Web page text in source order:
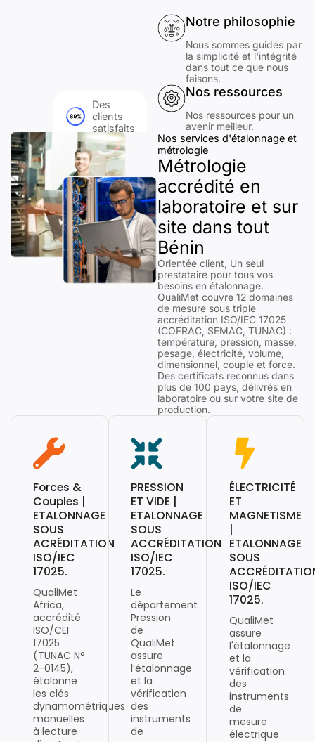
Des
clients
satisfaits
Notre philosophie
Nous sommes guidés par
la simplicité et l'intégrité
dans tout ce que nous
faisons.
Nos ressources
Nos ressources pour un
avenir meilleur.
Nos services d'étalonnage et
métrologie
Métrologie
accrédité en
laboratoire et sur
site dans tout
Bénin
Orientée client, Un seul
prestataire pour tous vos
besoins en étalonnage.
QualiMet couvre 12 domaines
de mesure sous triple
accréditation ISO/IEC 17025
(COFRAC, SEMAC, TUNAC) :
température, pression, masse,
pesage, électricité, volume,
dimensionnel, couple et force.
Des certificats reconnus dans
plus de 100 pays, délivrés en
laboratoire ou sur votre site de
production.
Forces &
Couples |
ETALONNAGE
SOUS
ACRÉDITATION
ISO/IEC
17025.
QualiMet
Africa,
accrédité
ISO/CEI
17025
(TUNAC N°
2-0145),
étalonne
les clés
dynamométriques
manuelles
à lecture
PRESSION
ET VIDE |
ETALONNAGE
SOUS
ACCRÉDITATION
ISO/IEC
17025.
Le
département
Pression
de
QualiMet
assure
l’étalonnage
et la
vérification
des
instruments
de
ÉLECTRICITÉ
ET
MAGNETISME
|
ETALONNAGE
SOUS
ISO/IEC
17025.
QualiMet
assure
l'étalonnage
et la
vérification
des
instruments
de
mesure
électrique